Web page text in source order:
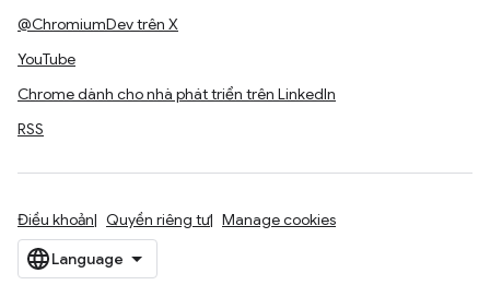
@ChromiumDev trên X
YouTube
Chrome dành cho nhà phát triển trên LinkedIn
RSS
Điều khoản Quyền riêng tư Manage cookies